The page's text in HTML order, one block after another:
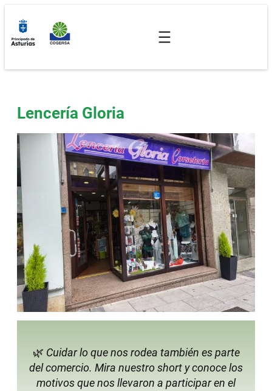
contenido
Lencería Gloria
🌿 Cuidar lo que nos rodea también es parte
del comercio. Mira nuestro short y conoce los
motivos que nos llevaron a participar en el